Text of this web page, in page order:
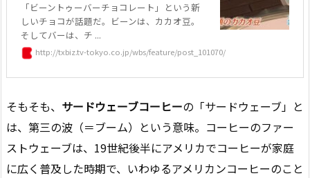
「ビーントゥーバーチョコレート」という新
しいチョコが話題だ。ビーンは、カカオ豆。
そしてバーは、チ ...
http://txbiz.tv-tokyo.co.jp/wbs/feature/post_101070/
そもそも、 サードウェーブコーヒーの「サードウェーブ」と
は、第三の波（＝ブーム）という意味。コーヒーのファー
ストウェーブは、19世紀後半にアメリカでコーヒーが家庭
に広く普及した時期で、いわゆるアメリカンコーヒーのこと